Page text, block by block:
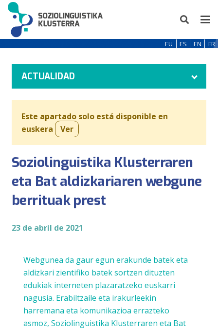
EU ES EN FR
ACTUALIDAD
Este apartado solo está disponible en
euskera
Ver
Soziolinguistika Klusterraren
eta Bat aldizkariaren webgune
berrituak prest
23 de abril de 2021
Webgunea da gaur egun erakunde batek eta
aldizkari zientifiko batek sortzen dituzten
edukiak interneten plazaratzeko euskarri
nagusia. Erabiltzaile eta irakurleekin
harremana eta komunikazioa errazteko
asmoz, Soziolinguistika Klusterraren eta Bat